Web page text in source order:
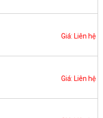
Giá: Liên hệ
Giá: Liên hệ